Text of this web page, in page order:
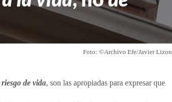
Foto: ©Archivo Efe/Javier Lizon
riesgo de vida, son las apropiadas para expresar que